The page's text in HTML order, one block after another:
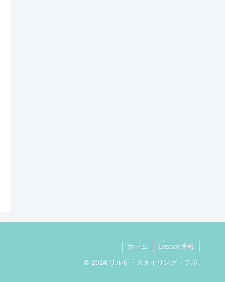
ホーム Lesson情報
© 2024 サルサ・スタイリング・ラボ.